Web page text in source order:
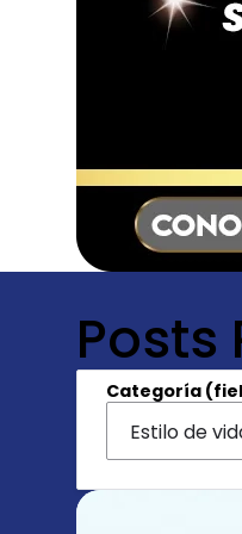
Categoría